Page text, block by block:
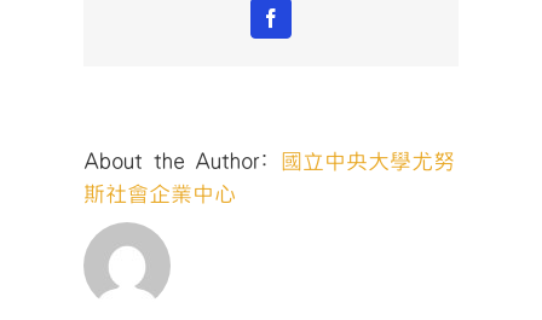
Facebook
About the Author:
國立中央大學尤努
斯社會企業中心